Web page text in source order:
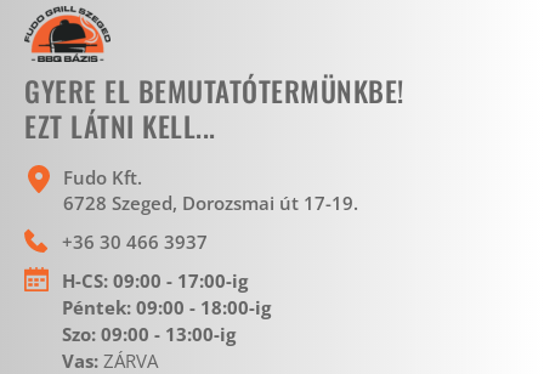
GYERE EL BEMUTATÓTERMÜNKBE!
EZT LÁTNI KELL...
Fudo Kft.
6728 Szeged, Dorozsmai út 17-19.
+36 30 466 3937
H-CS: 09:00 - 17:00-ig
Péntek: 09:00 - 18:00-ig
Szo: 09:00 - 13:00-ig
Vas: ZÁRVA